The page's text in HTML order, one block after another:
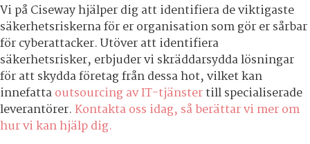
Vi på Ciseway hjälper dig att identifiera de viktigaste
säkerhetsriskerna för er organisation som gör er sårbar
för cyberattacker. Utöver att identifiera
säkerhetsrisker, erbjuder vi skräddarsydda lösningar
för att skydda företag från dessa hot, vilket kan
innefattaoutsourcing av IT-tjänstertill specialiserade
leverantörer.Kontakta oss idag, så berättar vi mer om
hur vi kan hjälp dig.